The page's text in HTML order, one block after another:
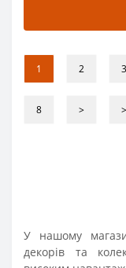
1 2 3
8 >
У нашому
декорів та